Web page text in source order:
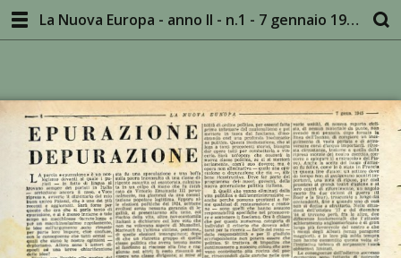
La Nuova Europa - anno II - n.1 - 7 gennaio 1945